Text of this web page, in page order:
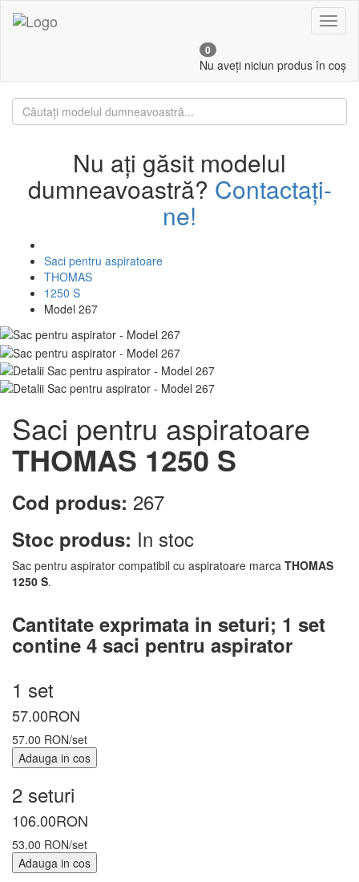
0
Nu aveți niciun produs în coș
Nu ați găsit modelul
dumneavoastră? Contactați-
ne!
Saci pentru aspiratoare
THOMAS
1250 S
Model 267
Saci pentru aspiratoare
THOMAS 1250 S
Cod produs: 267
Stoc produs: In stoc
Sac pentru aspirator compatibil cu aspiratoare marca THOMAS
1250 S.
Cantitate exprimata in seturi; 1 set
contine 4 saci pentru aspirator
1 set
57.00RON
57.00 RON/set
Adauga in cos
2 seturi
106.00RON
53.00 RON/set
Adauga in cos